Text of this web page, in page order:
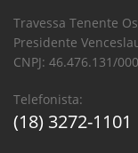
Travessa Tenente
Presidente
CNPJ: 46.476.131/
Telefonista:
(18) 3272-1101